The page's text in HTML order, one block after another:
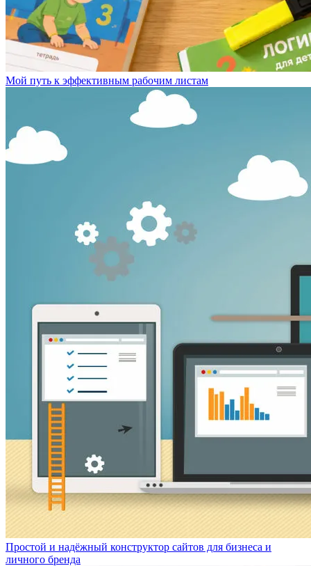
Мой путь к эффективным рабочим листам
Простой и надёжный конструктор сайтов для бизнеса и
личного бренда